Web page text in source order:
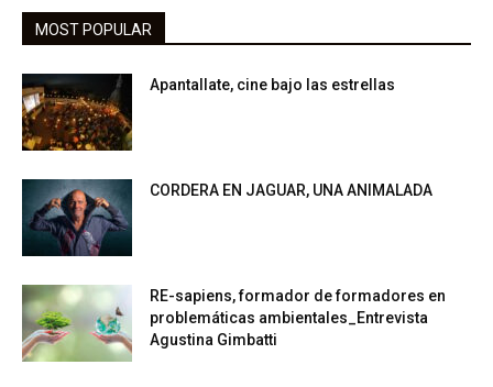
MOST POPULAR
Apantallate, cine bajo las estrellas
CORDERA EN JAGUAR, UNA ANIMALADA
RE-sapiens, formador de formadores en
problemáticas ambientales_Entrevista
Agustina Gimbatti